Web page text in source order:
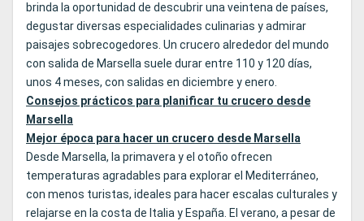
brinda la oportunidad de descubrir una veintena de países,
degustar diversas especialidades culinarias y admirar
paisajes sobrecogedores. Un crucero alrededor del mundo
con salida de Marsella suele durar entre 110 y 120 días,
unos 4 meses, con salidas en diciembre y enero.
Consejos prácticos para planificar tu crucero desde
Marsella
Mejor época para hacer un crucero desde Marsella
Desde Marsella, la primavera y el otoño ofrecen
temperaturas agradables para explorar el Mediterráneo,
con menos turistas, ideales para hacer escalas culturales y
relajarse en la costa de Italia y España. El verano, a pesar de